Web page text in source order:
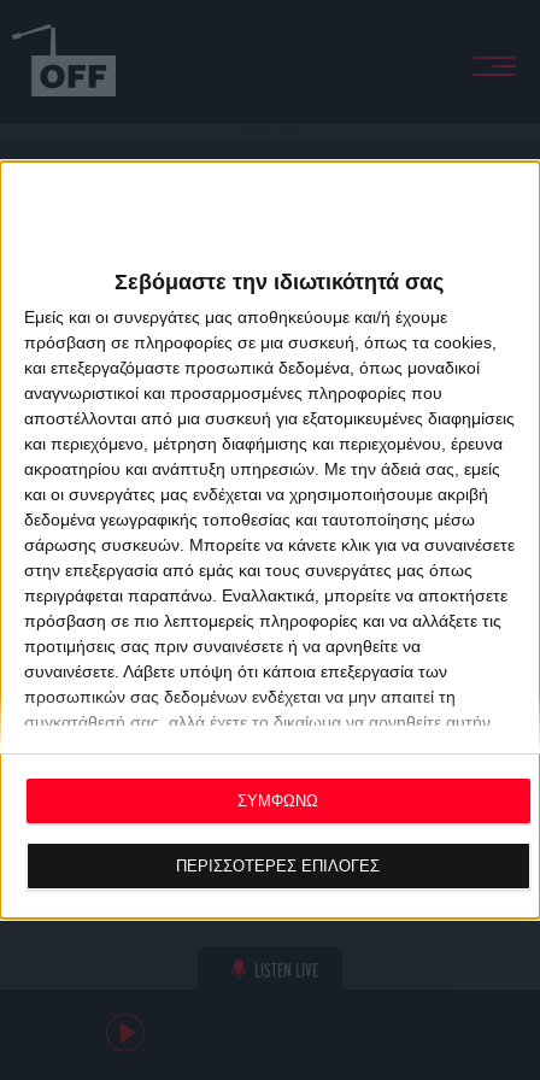
Σεβόμαστε την ιδιωτικότητά σας
Εμείς και οι συνεργάτες μας αποθηκεύουμε και/ή έχουμε
πρόσβαση σε πληροφορίες σε μια συσκευή, όπως τα cookies,
και επεξεργαζόμαστε προσωπικά δεδομένα, όπως μοναδικοί
αναγνωριστικοί και προσαρμοσμένες πληροφορίες που
αποστέλλονται από μια συσκευή για εξατομικευμένες διαφημίσεις
και περιεχόμενο, μέτρηση διαφήμισης και περιεχομένου, έρευνα
ακροατηρίου και ανάπτυξη υπηρεσιών. Με την άδειά σας, εμείς
και οι συνεργάτες μας ενδέχεται να χρησιμοποιήσουμε ακριβή
δεδομένα γεωγραφικής τοποθεσίας και ταυτοποίησης μέσω
σάρωσης συσκευών. Μπορείτε να κάνετε κλικ για να συναινέσετε
στην επεξεργασία από εμάς και τους συνεργάτες μας όπως
περιγράφεται παραπάνω. Εναλλακτικά, μπορείτε να αποκτήσετε
πρόσβαση σε πιο λεπτομερείς πληροφορίες και να αλλάξετε τις
προτιμήσεις σας πριν συναινέσετε ή να αρνηθείτε να
συναινέσετε. Λάβετε υπόψη ότι κάποια επεξεργασία των
προσωπικών σας δεδομένων ενδέχεται να μην απαιτεί τη
συγκατάθεσή σας, αλλά έχετε το δικαίωμα να αρνηθείτε αυτήν
ανακαλέσετε τη συγκατάθεσή σας ανά πάσα στιγμή
επιστρέφοντας σε αυτόν τον ιστότοπο και κάνοντας κλικ στο
κουμπί "Απορρήτου" στο κάτω μέρος της ιστοσελίδας.
ΠΕΡΙΣΣΟΤΕΡΕΣ ΕΠΙΛΟΓΕΣ
ΣΥΜΦΩΝΩ
LISTEN LIVE
About Offradio Business Class Terms & Conditions
Privacy Policy
Designed & developed byporcupine colors&Fotis Alexandrou